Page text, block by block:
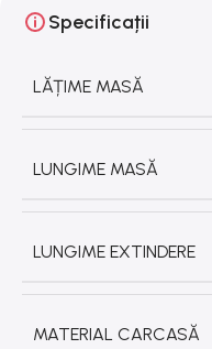
Specificații
LĂȚIME MASĂ
LUNGIME MASĂ
LUNGIME EXTINDERE
MATERIAL CARCASĂ